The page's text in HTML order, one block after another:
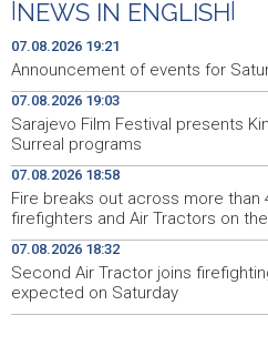
19:44 Faris Dževahirić novi
Announcement of events
19:10
Rudari Milanovića ubijedili
ponovo vratio u jamu 'Raspotočje'
19:03
Sarajevo Film Festival
Kinoscope Surreal programs
19:00 Najave događaja za 8. 8.
NEWS IN ENGLISH
07.08.2026 19:21
Announcement of events for
07.08.2026 19:03
Sarajevo Film Festival presents
Surreal programs
07.08.2026 18:58
Fire breaks out across more than
firefighters and Air Tractors on
07.08.2026 18:32
Second Air Tractor joins
expected on Saturday